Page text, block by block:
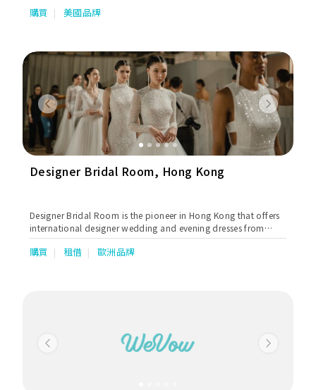
購買 美國品牌
Previous Next
Designer Bridal Room, Hong Kong
Designer Bridal Room is the pioneer in Hong Kong that offers
international designer wedding and evening dresses from
world's most prestigious and sought-after names such as
Alessandra Rinaudo, Annasul Y, Atelier Pronovias, Dimitrius
購買 租借 歐洲品牌
Previous Next